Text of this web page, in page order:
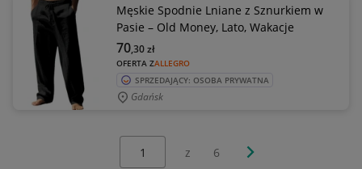
Męskie Spodnie Lniane z Sznurkiem w
Pasie – Old Money, Lato, Wakacje
OFERTA ZALLEGRO
70,30zł
SPRZEDAJĄCY: OSOBA PRYWATNA
Gdańsk
z 6 Następna strona